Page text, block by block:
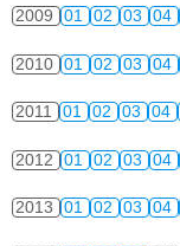
2009 01 02 03 04
2010 01 02 03 04
2011 01 02 03 04
2012 01 02 03 04
2013 01 02 03 04